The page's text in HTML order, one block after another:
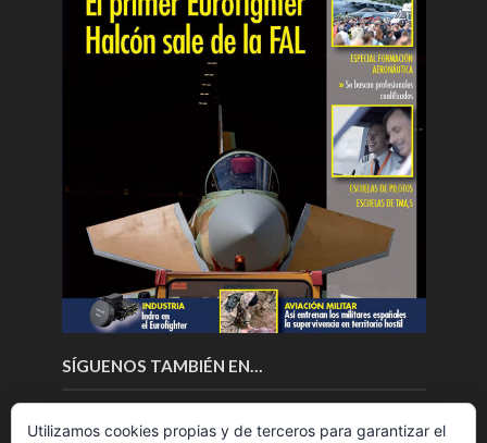
SÍGUENOS TAMBIÉN EN…
Utilizamos cookies propias y de terceros para garantizar el